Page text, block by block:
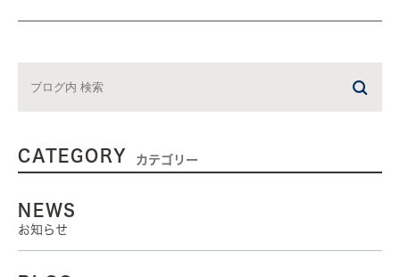
CATEGORY カテゴリー
NEWS
お知らせ